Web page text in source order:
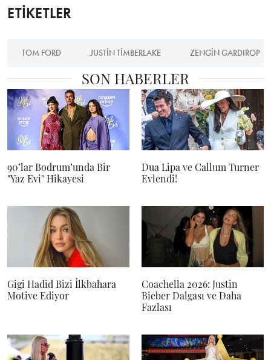
ETİKETLER
TOM FORD JUSTIN TIMBERLAKE ZENGIN GARDIROP
SON HABERLER
90’lar Bodrum’unda Bir
"Yaz Evi" Hikayesi
Dua Lipa ve Callum Turner
Evlendi!
Gigi Hadid Bizi İlkbahara
Motive Ediyor
Coachella 2026: Justin
Bieber Dalgası ve Daha
Fazlası